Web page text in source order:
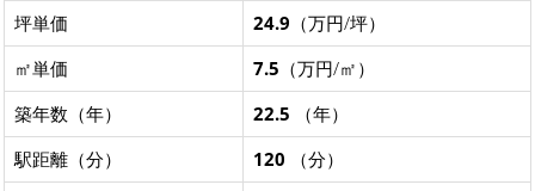
坪単価
24.9 （万円/坪）
㎡単価
7.5 （万円/㎡）
築年数（年）
22.5 （年）
駅距離（分）
120 （分）